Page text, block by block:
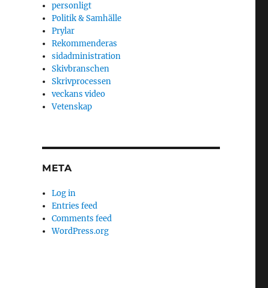
personligt
Politik & Samhälle
Prylar
Rekommenderas
sidadministration
Skivbranschen
Skrivprocessen
veckans video
Vetenskap
META
Log in
Entries feed
Comments feed
WordPress.org